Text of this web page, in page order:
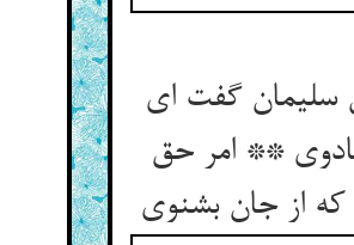
گفت ای
** امر حق
که از جان بشنوی